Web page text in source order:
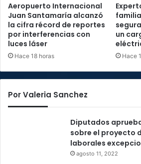
Aeropuerto Internacional
Juan Santamaría alcanzó
la cifra récord de reportes
por interferencias con
luces láser
Hace 18 horas
un
Hace
Por Valeria Sanchez
Diputados
sobre el proyecto
laborales
agosto 11, 2022